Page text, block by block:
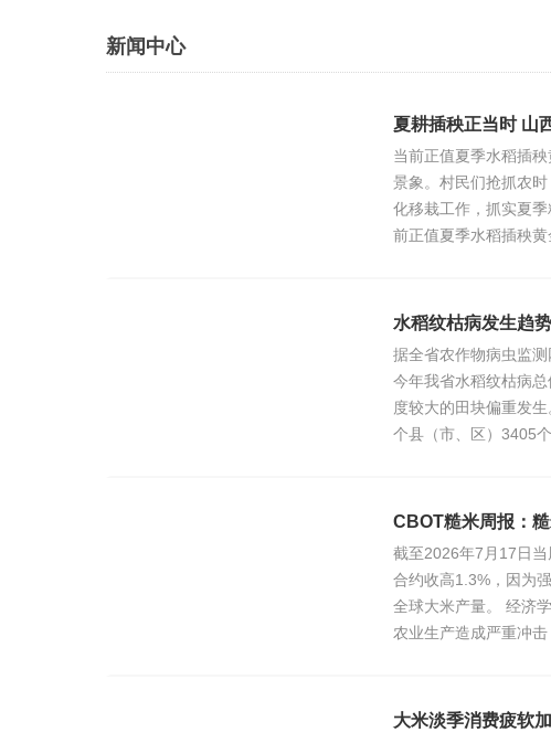
新闻中心
夏耕插秧正当时 山
当前正值夏季水稻插
景象。村民们抢抓农
化移栽工作，抓实夏
前正值夏季水稻插秧
水稻纹枯病发生趋
据全省农作物病虫监
今年我省水稻纹枯病
度较大的田块偏重发
个县（市、区）3405
CBOT糙米周报：
截至2026年7月17日
合约收高1.3%，因为
全球大米产量。 经济
农业生产造成严重冲
大米淡季消费疲软